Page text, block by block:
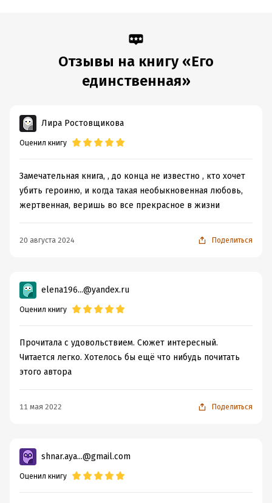
Отзывы на книгу «Его
единственная»
Лира Ростовщикова
Оценил книгу
Замечательная книга, , до конца не известно , кто хочет
убить героиню, и когда такая необыкновенная любовь,
жертвенная, веришь во все прекрасное в жизни
20 августа 2024 Поделиться
elena196...@yandex.ru
Оценил книгу
Прочитала с удовольствием. Сюжет интересный.
Читается легко. Хотелось бы ещё что нибудь почитать
этого автора
11 мая 2022 Поделиться
shnar.aya...@gmail.com
Оценил книгу